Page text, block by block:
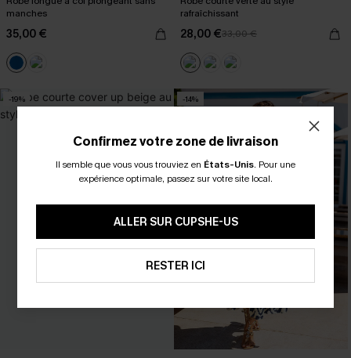
manches
35,00 €
rafraîchissant
28,00 €33,00 €
-19% -14%
Confirmez votre zone de livraison
Il semble que vous vous trouviez en États-Unis. Pour une
expérience optimale, passez sur votre site local.
ALLER SUR CUPSHE-US
RESTER ICI